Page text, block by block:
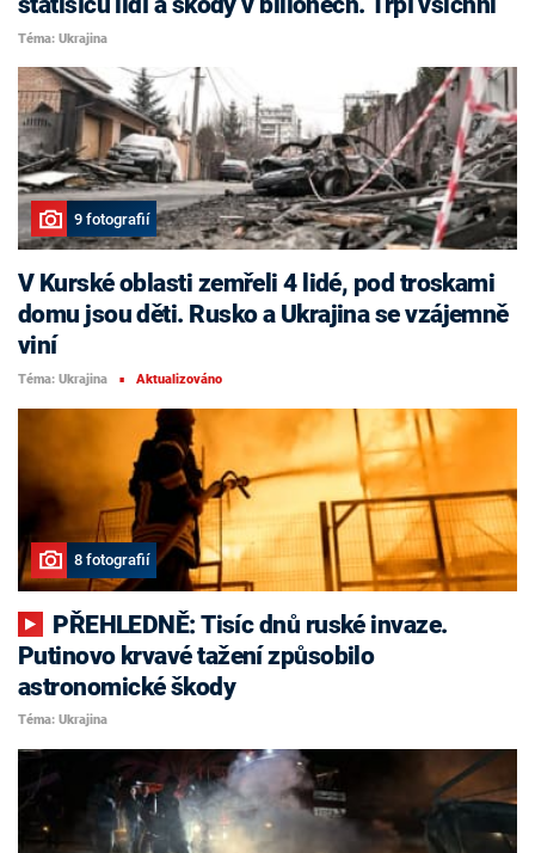
Téma: Ukrajina
9 fotografií
V Kurské oblasti zemřeli 4 lidé, pod troskami
domu jsou děti. Rusko a Ukrajina se vzájemně
viní
Téma: Ukrajina ■ Aktualizováno
8 fotografií
Putinovo krvavé tažení způsobilo
astronomické škody
Téma: Ukrajina